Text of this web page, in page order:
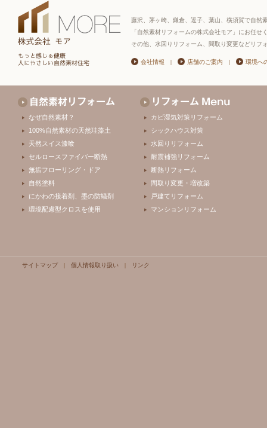
藤沢、茅ヶ崎、鎌倉、逗子、葉山、横須賀で自然
「自然素材リフォームの株式会社モア」にお任せ
その他、水回りリフォーム、間取り変更などリフ
会社情報 | 店舗のご案内 | 環境へ
なぜ自然素材？
100%自然素材の天然珪藻土
天然スイス漆喰
セルロースファイバー断熱
無垢フローリング・ドア
自然塗料
にかわの接着剤、墨の防蟻剤
環境配慮型クロスを使用
カビ湿気対策リフォーム
シックハウス対策
水回りリフォーム
耐震補強リフォーム
断熱リフォーム
間取り変更・増改築
戸建てリフォーム
マンションリフォーム
サイトマップ| 個人情報取り扱い | リンク